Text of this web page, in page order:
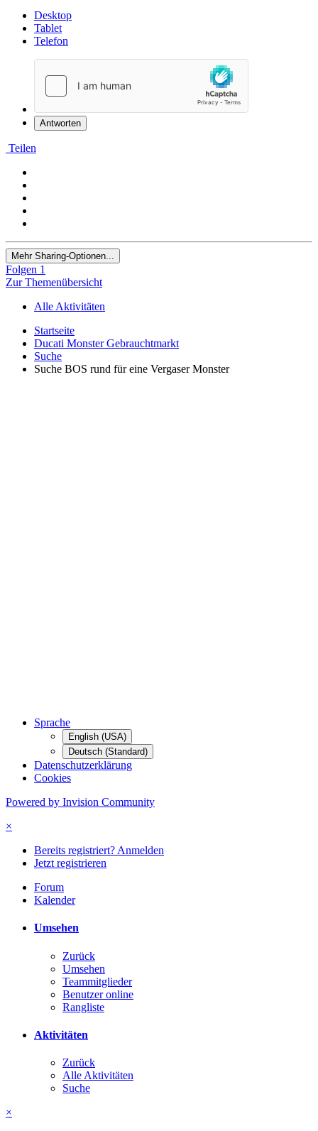
Desktop
Tablet
Telefon
Antworten
Teilen
Mehr Sharing-Optionen...
Folgen 1
Zur Themenübersicht
Alle Aktivitäten
Startseite
Ducati Monster Gebrauchtmarkt
Suche
Suche BOS rund für eine Vergaser Monster
Sprache
English (USA)
Deutsch (Standard)
Datenschutzerklärung
Cookies
Powered by Invision Community
×
Bereits registriert? Anmelden
Jetzt registrieren
Forum
Kalender
Umsehen
Zurück
Umsehen
Teammitglieder
Benutzer online
Rangliste
Aktivitäten
Zurück
Alle Aktivitäten
Suche
×